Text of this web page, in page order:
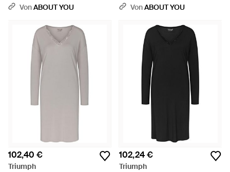
Sensuality - Grau
VonABOUT YOU
BlauVonABOUT YOU
102,40 €
Triumph
102,24 €
Triumph